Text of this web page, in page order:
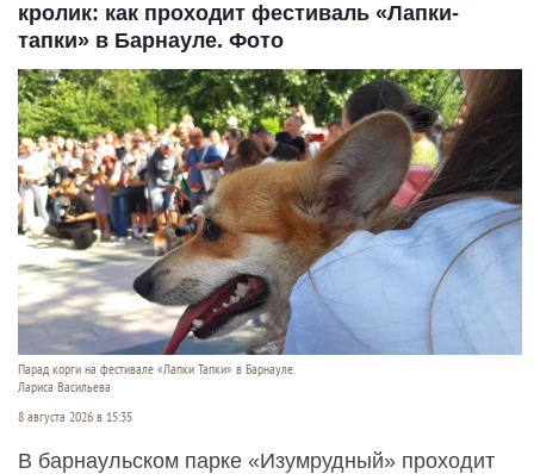
кролик: как проходит фестиваль «Лапки-
тапки» в Барнауле. Фото
Парад корги на фестивале «Лапки Тапки» в Барнауле.
Лариса Васильева
8 августа 2026 в 15:35
В барнаульском парке «Изумрудный» проходит